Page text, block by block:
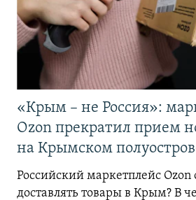
«Крым – не Россия»:
Ozon прекратил прием
на Крымском
Российский маркетплейс Ozon
доставлять товары в Крым? В